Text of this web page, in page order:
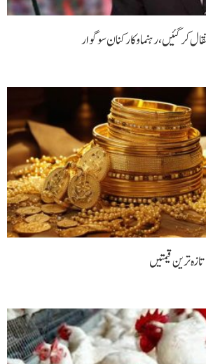
کرگئیں، رہنما و کارکنان سوگوار
ترین قیمتیں